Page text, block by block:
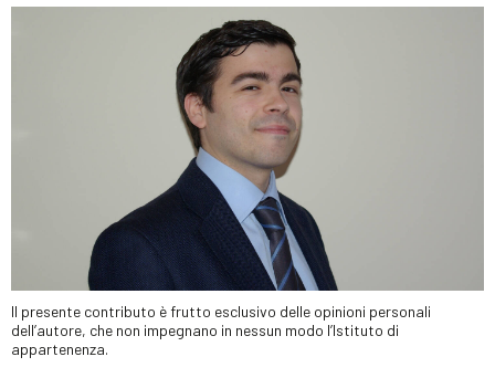
Il presente contributo è frutto esclusivo delle opinioni personali
dell’autore, che non impegnano in nessun modo l’Istituto di
appartenenza.